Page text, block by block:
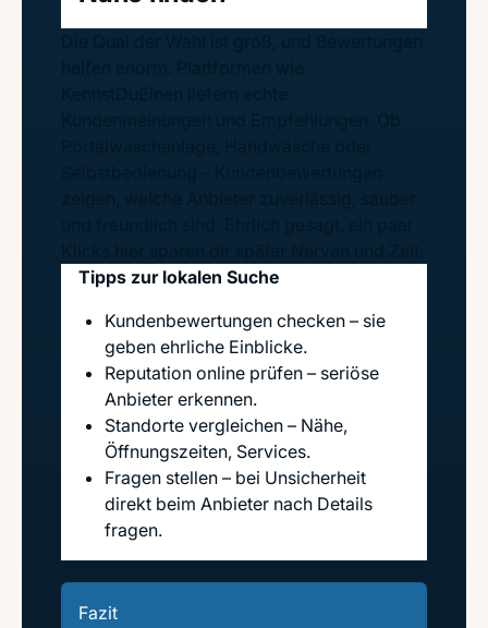
Tipps zur lokalen Suche
Kundenbewertungen checken – sie
geben ehrliche Einblicke.
Reputation online prüfen – seriöse
Anbieter erkennen.
Standorte vergleichen – Nähe,
Öffnungszeiten, Services.
Fragen stellen – bei Unsicherheit
direkt beim Anbieter nach Details
fragen.
Fazit